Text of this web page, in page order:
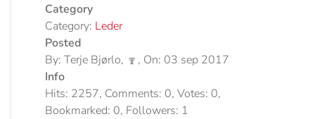
Category
Category: Leder
Posted
By: Terje Bjørlo,
, On: 03 sep 2017
Info
Hits: 2257, Comments: 0, Votes: 0,
Bookmarked: 0, Followers: 1